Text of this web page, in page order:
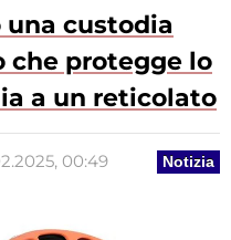
custodia
che protegge lo
a un reticolato
Notizia
00:49